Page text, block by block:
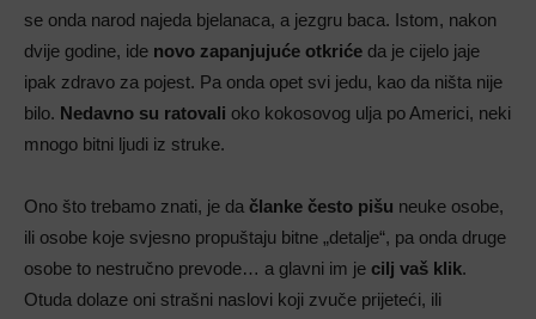
se onda narod najeda bjelanaca, a jezgru baca. Istom, nakon
dvije godine, ide novo zapanjujuće otkriće da je cijelo jaje
ipak zdravo za pojest. Pa onda opet svi jedu, kao da ništa nije
bilo. Nedavno su ratovali oko kokosovog ulja po Americi, neki
mnogo bitni ljudi iz struke.
Ono što trebamo znati, je da članke često pišu neuke osobe,
ili osobe koje svjesno propuštaju bitne „detalje“, pa onda druge
osobe to nestručno prevode… a glavni im je cilj vaš klik.
Otuda dolaze oni strašni naslovi koji zvuče prijeteći, ili